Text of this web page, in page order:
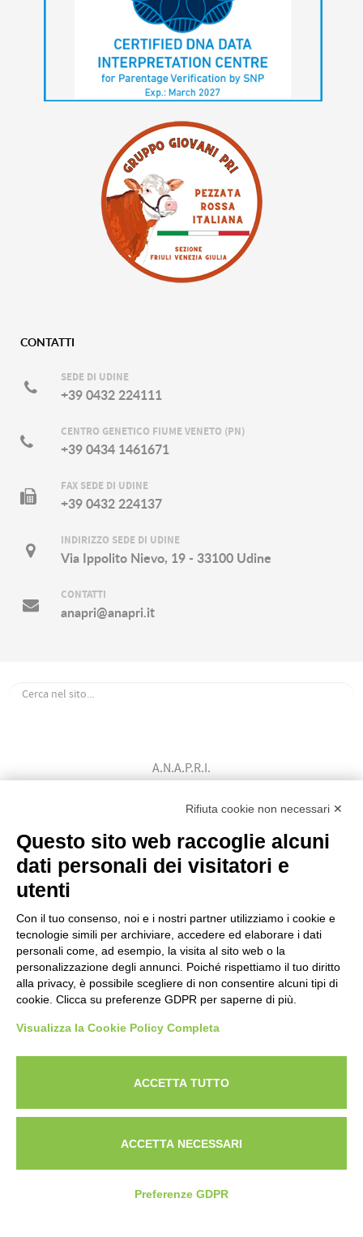
CONTATTI
SEDE DI UDINE
+39 0432 224111
CENTRO GENETICO FIUME VENETO (PN)
+39 0434 1461671
FAX SEDE DI UDINE
+39 0432 224137
INDIRIZZO SEDE DI UDINE
Via Ippolito Nievo, 19 - 33100 Udine
CONTATTI
anapri@anapri.it
A.N.A.P.R.I.
Bovini di Razza Pezzata Rossa Italiana
Codice Fiscale: 80009310303
Powered byANAPRI Webmaster
Rifiuta cookie non necessari ✕
Questo sito web raccoglie alcuni
dati personali dei visitatori e
utenti
Con il tuo consenso, noi e i nostri partner utilizziamo i cookie e
tecnologie simili per archiviare, accedere ed elaborare i dati
personali come, ad esempio, la visita al sito web o la
personalizzazione degli annunci. Poiché rispettiamo il tuo diritto
alla privacy, è possibile scegliere di non consentire alcuni tipi di
cookie. Clicca su preferenze GDPR per saperne di più.
Visualizza la Cookie Policy Completa
ACCETTA TUTTO
ACCETTA NECESSARI
Preferenze GDPR